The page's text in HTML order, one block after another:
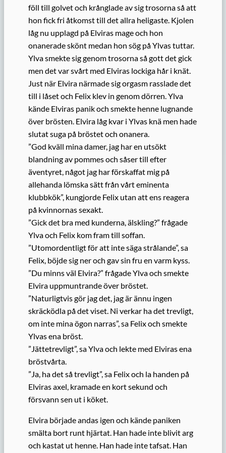
föll till golvet och krånglade av sig trosorna så att
hon fick fri åtkomst till det allra heligaste. Kjolen
låg nu upplagd på Elviras mage och hon
onanerade skönt medan hon sög på Ylvas tuttar.
Ylva smekte sig genom trosorna så gott det gick
men det var svårt med Elviras lockiga hår i knät.
Just när Elvira närmade sig orgasm rasslade det
till i låset och Felix klev in genom dörren. Ylva
kände Elviras panik och smekte henne lugnande
över brösten. Elvira låg kvar i Ylvas knä men hade
slutat suga på bröstet och onanera.
”God kväll mina damer, jag har en utsökt
blandning av pommes och såser till efter
äventyret, något jag har förskaffat mig på
allehanda lömska sätt från vårt eminenta
klubbkök”, kungjorde Felix utan att ens reagera
på kvinnornas sexakt.
”Gick det bra med kunderna, älskling?” frågade
Ylva och Felix kom fram till soffan.
”Utomordentligt för att inte säga strålande”, sa
Felix, böjde sig ner och gav sin fru en varm kyss.
”Du minns väl Elvira?” frågade Ylva och smekte
Elvira uppmuntrande över bröstet.
”Naturligtvis gör jag det, jag är ännu ingen
skräcködla på det viset. Ni verkar ha det trevligt,
om inte mina ögon narras”, sa Felix och smekte
Ylvas ena bröst.
”Jättetrevligt”, sa Ylva och lekte med Elviras ena
bröstvårta.
”Ja, ha det så trevligt”, sa Felix och la handen på
Elviras axel, kramade en kort sekund och
försvann sen ut i köket.
Elvira började andas igen och kände paniken
smälta bort runt hjärtat. Han hade inte blivit arg
och kastat ut henne. Han hade inte tafsat. Han